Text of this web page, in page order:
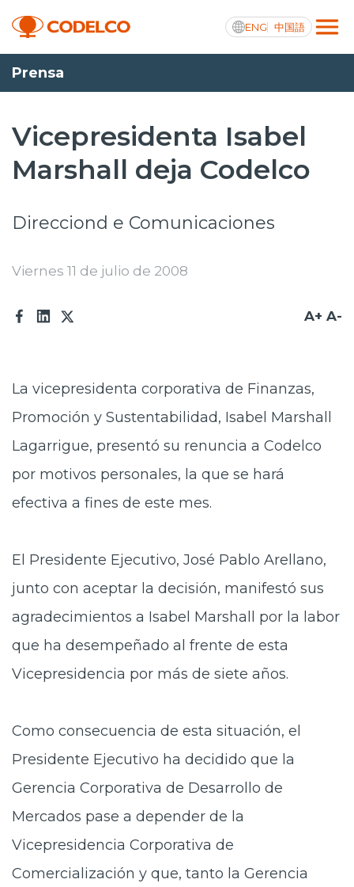
ENG 中国語
Transparencia activa
Nosotros
Sustentabilidad
Innovación
Trabaja en Codelco
Transparencia activa
Canales de denuncia
Proveedores
Prensa
Vicepresidenta Isabel
Marshall deja Codelco
Direcciond e Comunicaciones
Viernes 11 de julio de 2008
A+ A-
La vicepresidenta corporativa de Finanzas,
Promoción y Sustentabilidad, Isabel Marshall
Lagarrigue, presentó su renuncia a Codelco
por motivos personales, la que se hará
efectiva a fines de este mes.
El Presidente Ejecutivo, José Pablo Arellano,
junto con aceptar la decisión, manifestó sus
agradecimientos a Isabel Marshall por la labor
que ha desempeñado al frente de esta
Vicepresidencia por más de siete años.
Como consecuencia de esta situación, el
Presidente Ejecutivo ha decidido que la
Gerencia Corporativa de Desarrollo de
Mercados pase a depender de la
Vicepresidencia Corporativa de
Comercialización y que, tanto la Gerencia